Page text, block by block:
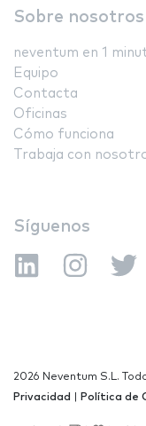
Sobre nosotros
neventum en 1
Equipo
Contacta
Oficinas
Cómo funciona
Trabaja con
Síguenos
2026 Neventum S.L.
Privacidad
Política de